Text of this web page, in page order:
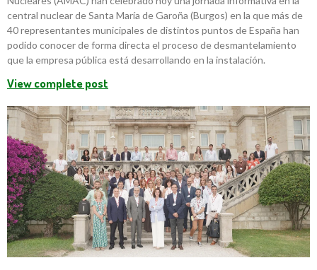
central nuclear de Santa María de Garoña (Burgos) en la que más de
40 representantes municipales de distintos puntos de España han
podido conocer de forma directa el proceso de desmantelamiento
que la empresa pública está desarrollando en la instalación.
View complete post